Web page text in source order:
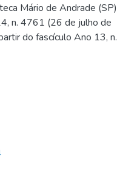
Mário de Andrade (SP)
n. 4761 (26 de julho de
do fascículo Ano 13, n.